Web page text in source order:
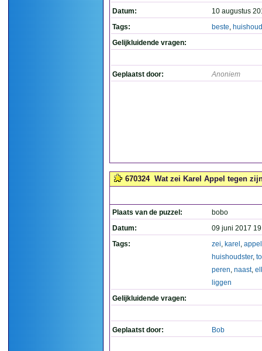
Datum:
10 augustus
Tags:
beste,
Gelijkluidende vragen:
Geplaatst door: Anoniem
670324 Wat zei Karel Appel tegen
Plaats van de puzzel:
bobo
Datum:
09 juni 2017
Tags:
zei, karel , appel
huishoudster,
peren, naast,
liggen
Gelijkluidende vragen:
Geplaatst door: Bob